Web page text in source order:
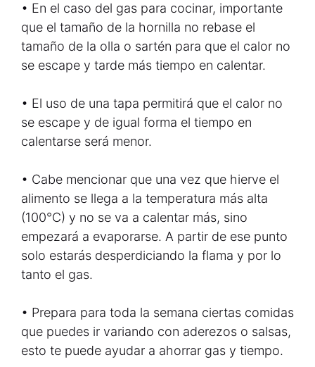
• En el caso del gas para cocinar, importante
que el tamaño de la hornilla no rebase el
tamaño de la olla o sartén para que el calor no
se escape y tarde más tiempo en calentar.
• El uso de una tapa permitirá que el calor no
se escape y de igual forma el tiempo en
calentarse será menor.
• Cabe mencionar que una vez que hierve el
alimento se llega a la temperatura más alta
(100°C) y no se va a calentar más, sino
empezará a evaporarse. A partir de ese punto
solo estarás desperdiciando la flama y por lo
tanto el gas.
• Prepara para toda la semana ciertas comidas
que puedes ir variando con aderezos o salsas,
esto te puede ayudar a ahorrar gas y tiempo.